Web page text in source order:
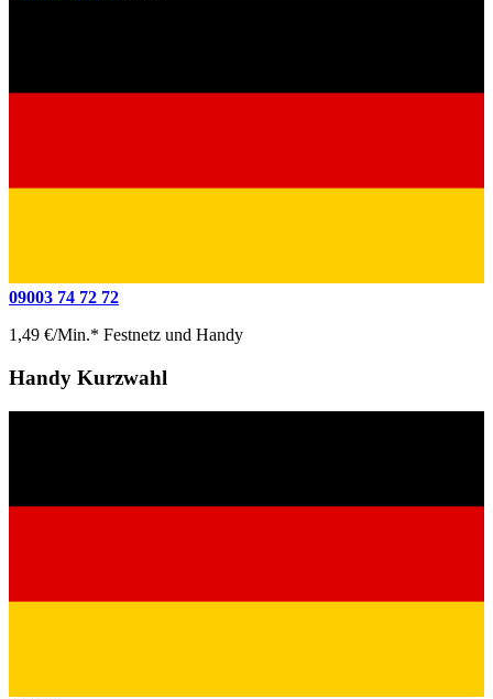
09003 74 72 72
1,49 €/Min.* Festnetz und Handy
Handy Kurzwahl